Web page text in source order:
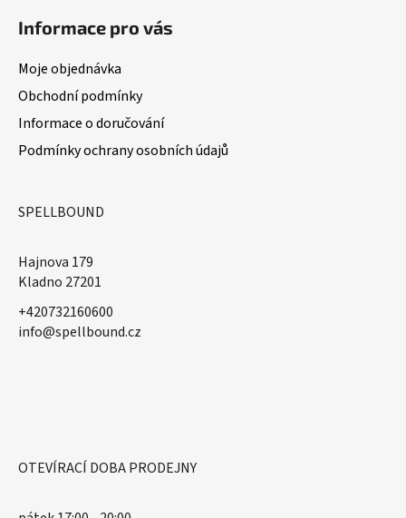
Informace pro vás
Moje objednávka
Obchodní podmínky
Informace o doručování
Podmínky ochrany osobních údajů
SPELLBOUND
Hajnova 179
Kladno 27201
+420732160600
​info@spellbound.cz
OTEVÍRACÍ DOBA PRODEJNY